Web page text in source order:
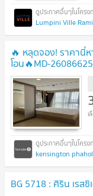
Lumpini Ville
🔥 หลุดจอง! ราคานี้
โอน🔥MD-26086625
kensington
BG 5718 : ศิริน เรส